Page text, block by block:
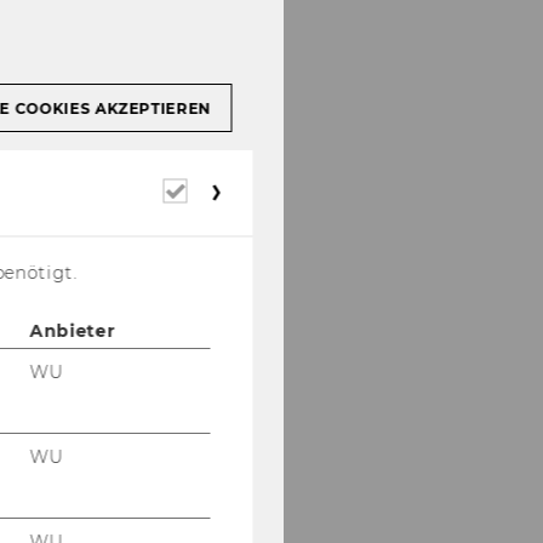
COOKIES AKZEPTIEREN
Erforderliche
Anbieter
WU
WU